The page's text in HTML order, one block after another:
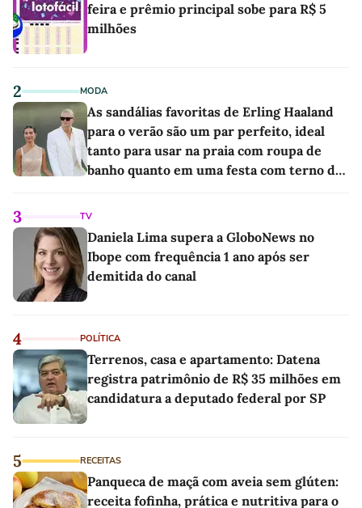
feira e prêmio principal sobe para R$ 5
milhões
2 MODA
As sandálias favoritas de Erling Haaland
para o verão são um par perfeito, ideal
tanto para usar na praia com roupa de
banho quanto em uma festa com terno de
3 TV
Daniela Lima supera a GloboNews no
Ibope com frequência 1 ano após ser
demitida do canal
4 POLÍTICA
Terrenos, casa e apartamento: Datena
registra patrimônio de R$ 35 milhões em
candidatura a deputado federal por SP
5 RECEITAS
Panqueca de maçã com aveia sem glúten:
receita fofinha, prática e nutritiva para o